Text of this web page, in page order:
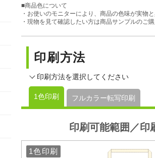
■商品色について
・お使いのモニターにより、商品の色味が実物
・現物を見て確認したい方は商品サンプルのご
印刷方法
印刷方法を選択してください
1色印刷 フルカラー転写印刷
印刷可能範囲／印
1色印刷
1色印刷